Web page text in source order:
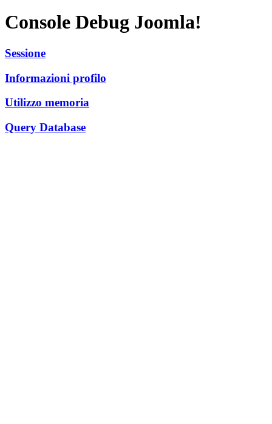
Console Debug Joomla!
Sessione
Informazioni profilo
Utilizzo memoria
Query Database